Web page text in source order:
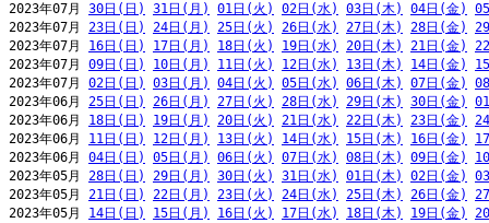
2023年07月 30日(日) 31日(月) 01日(火) 02日(水) 03日(木) 04日(金)
2023年07月 23日(日) 24日(月) 25日(火) 26日(水) 27日(木) 28日(金)
2023年07月 16日(日) 17日(月) 18日(火) 19日(水) 20日(木) 21日(金)
2023年07月 09日(日) 10日(月) 11日(火) 12日(水) 13日(木) 14日(金)
2023年07月 02日(日) 03日(月) 04日(火) 05日(水) 06日(木) 07日(金)
2023年06月 25日(日) 26日(月) 27日(火) 28日(水) 29日(木) 30日(金)
2023年06月 18日(日) 19日(月) 20日(火) 21日(水) 22日(木) 23日(金)
2023年06月 11日(日) 12日(月) 13日(火) 14日(水) 15日(木) 16日(金)
2023年06月 04日(日) 05日(月) 06日(火) 07日(水) 08日(木) 09日(金)
2023年05月 28日(日) 29日(月) 30日(火) 31日(水) 01日(木) 02日(金)
2023年05月 21日(日) 22日(月) 23日(火) 24日(水) 25日(木) 26日(金)
2023年05月 14日(日) 15日(月) 16日(火) 17日(水) 18日(木) 19日(金)